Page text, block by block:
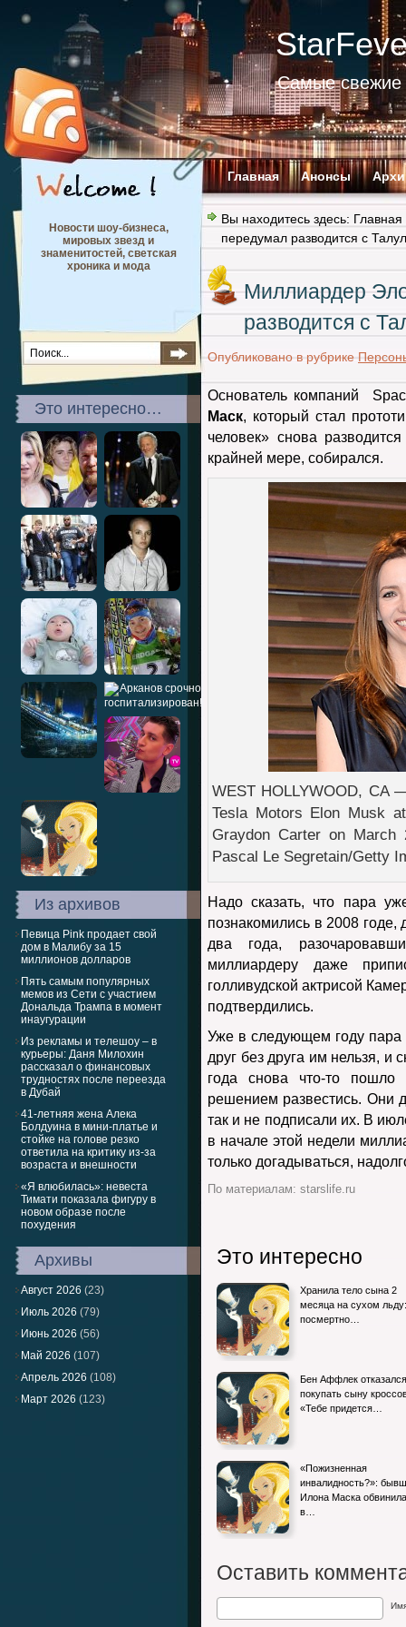
Самые свежие
Главная Анонсы
Новости шоу-бизнеса,
мировых звезд и
знаменитостей, светская
хроника и мода
Это интересно…
Из архивов
Певица Pink продает свой
дом в Малибу за 15
миллионов долларов
Пять самым популярных
мемов из Сети с участием
Дональда Трампа в момент
инаугурации
Из рекламы и телешоу – в
курьеры: Даня Милохин
рассказал о финансовых
трудностях после переезда
в Дубай
41-летняя жена Алека
Болдуина в мини-платье и
стойке на голове резко
ответила на критику из-за
возраста и внешности
«Я влюбилась»: невеста
Тимати показала фигуру в
новом образе после
похудения
Архивы
Август 2026 (23)
Июль 2026 (79)
Июнь 2026 (56)
Май 2026 (107)
Апрель 2026 (108)
Март 2026 (123)
Вы находитесь здесь: Главная
передумал разводится с
Миллиардер
разводится с
Опубликовано в рубрике
Основатель компаний
Маск, который стал
человек» снова
крайней мере, собирался.
WEST HOLLYWOOD, CA
Tesla Motors Elon Musk
Graydon Carter on
Pascal Le Segretain/Getty
Надо сказать, что пара
познакомились в 2008 годе,
два года,
миллиардеру даже
голливудской актрисой
подтвердились.
Уже в следующем году пара
друг без друга им нельзя, и
года снова что-то
решением развестись. Они
так и не подписали их. В
в начале этой недели
только догадываться,
По материалам: starslife.ru
Это интересно
Хранила тело сына 2
месяца на сухом льду:
посмертно…
Бен Аффлек отказался
покупать сыну
«Тебе придется…
«Пожизненная
инвалидность?»:
Илона Маска
в…
Оставить